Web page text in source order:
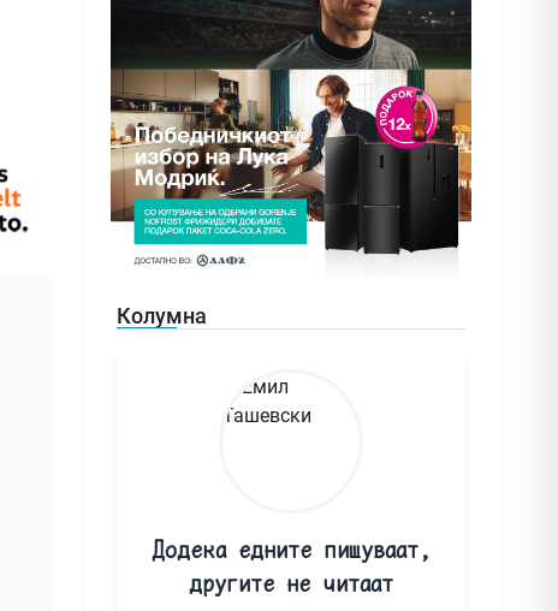
Колумна
Додека едните пишуваат,
другите не читаат